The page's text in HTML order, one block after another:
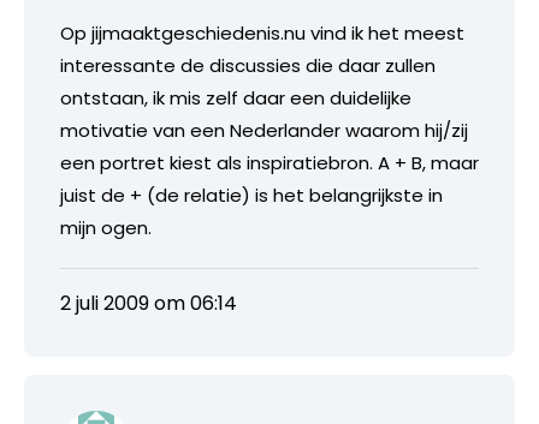
Op jijmaaktgeschiedenis.nu vind ik het meest
interessante de discussies die daar zullen
ontstaan, ik mis zelf daar een duidelijke
motivatie van een Nederlander waarom hij/zij
een portret kiest als inspiratiebron. A + B, maar
juist de + (de relatie) is het belangrijkste in
mijn ogen.
2 juli 2009 om 06:14